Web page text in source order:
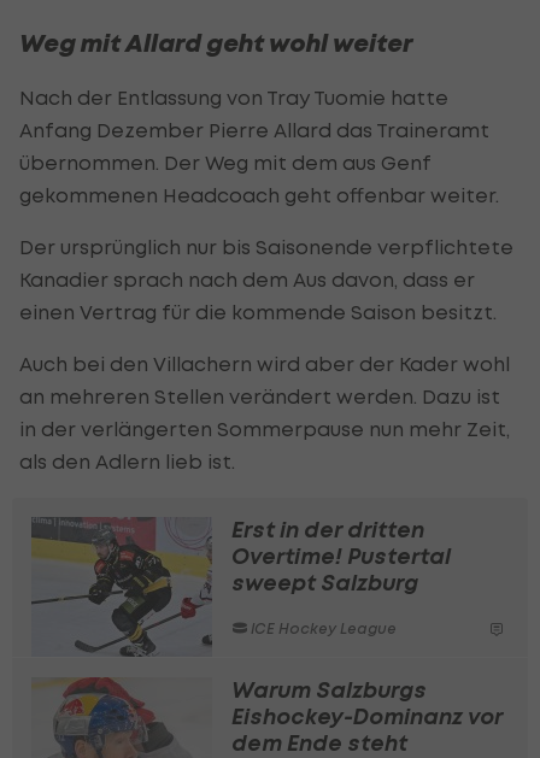
Weg mit Allard geht wohl weiter
Nach der Entlassung von Tray Tuomie hatte
Anfang Dezember Pierre Allard das Traineramt
übernommen. Der Weg mit dem aus Genf
gekommenen Headcoach geht offenbar weiter.
Der ursprünglich nur bis Saisonende verpflichtete
Kanadier sprach nach dem Aus davon, dass er
einen Vertrag für die kommende Saison besitzt.
Auch bei den Villachern wird aber der Kader wohl
an mehreren Stellen verändert werden. Dazu ist
in der verlängerten Sommerpause nun mehr Zeit,
als den Adlern lieb ist.
Erst in der dritten
Overtime! Pustertal
sweept Salzburg
ICE Hockey League
Warum Salzburgs
Eishockey-Dominanz vor
dem Ende steht